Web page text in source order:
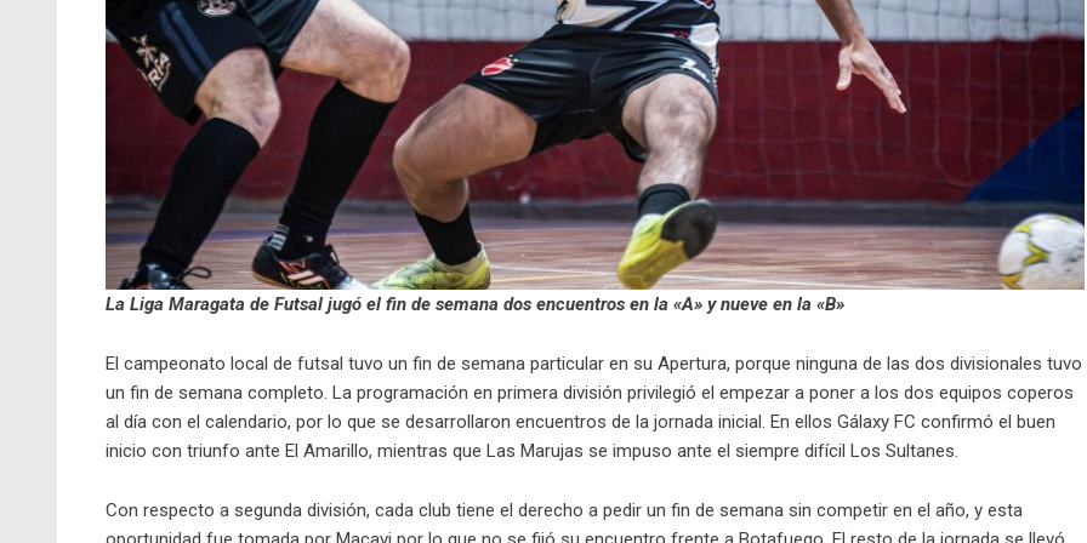
La Liga Maragata de Futsal jugó el fin de semana dos encuentros en la «A» y nueve en la «B»
El campeonato local de futsal tuvo un fin de semana particular en su Apertura, porque ninguna de las dos divisionales tuvo
un fin de semana completo. La programación en primera división privilegió el empezar a poner a los dos equipos coperos
al día con el calendario, por lo que se desarrollaron encuentros de la jornada inicial. En ellos Gálaxy FC confirmó el buen
inicio con triunfo ante El Amarillo, mientras que Las Marujas se impuso ante el siempre difícil Los Sultanes.
Con respecto a segunda división, cada club tiene el derecho a pedir un fin de semana sin competir en el año, y esta